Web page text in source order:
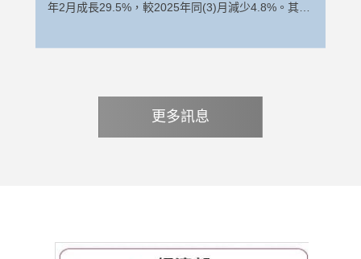
年5月台灣工具機及關鍵零組件進出口速報：請下載
1-5月工具機關鍵零組進口累計進口金額約為9,658萬
機關鍵零組件主要進口國來看，中國（含香港）、日
年5月台灣工具機及關鍵零組件進出口速報：請下載
1-4月工具機進口前十大國家依進口金額排序為日本、
金屬成型工具機零件及附件、滾珠螺桿、線性滑軌。
從工具機關鍵零組件單月出口表現來看，2026年4月
機關鍵零組件單月進口表現來看，2026年4月工具機
2026年3月減少37.4%。 2026年1-4月工具機累計進
中，金屬切削工具機進口累計金額為1.64億美元，較
1-4月工具機進口前十大國家依進口金額排序為日本、
中國(含香港) 、德國、南韓、瑞士、泰國、以色列、
年3月份成長4.8%，較去年同(4)月成長12%。2026年
年2月成長29.5%，較2025年同(3)月減少4.8%。其
4.57億美元，較2025年同期成長1.2%。其中，金屬切
削工具機出口累計金額約為3.72億美元，較去年同期
長25.2%。其中，金屬切削工具機2026年3月進口金
年2月成長29.5%，較2025年同(3)月減少4.8%。其
中，金屬切削工具機2026年3月出口金額約為1.5億美
美元，較去年同期減少6.6%。2026年1-3月工具機出
更多訊息